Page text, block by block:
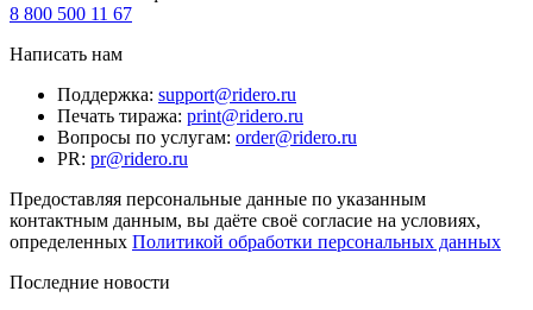
8 800 500 11 67
Написать нам
Поддержка: support@ridero.ru
Печать тиража: print@ridero.ru
Вопросы по услугам: order@ridero.ru
PR: pr@ridero.ru
Предоставляя персональные данные по указанным
контактным данным, вы даёте своё согласие на условиях,
определенных Политикой обработки персональных данных
Последние новости